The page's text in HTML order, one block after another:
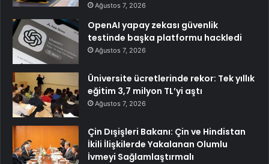
Ağustos 7, 2026
OpenAI yapay zekası güvenlik
testinde başka platformu hackledi
Ağustos 7, 2026
Üniversite ücretlerinde rekor: Tek yıllık
eğitim 3,7 milyon TL’yi aştı
Ağustos 7, 2026
Çin Dışişleri Bakanı: Çin ve Hindistan
İkili İlişkilerde Yakalanan Olumlu
İvmeyi Sağlamlaştırmalı